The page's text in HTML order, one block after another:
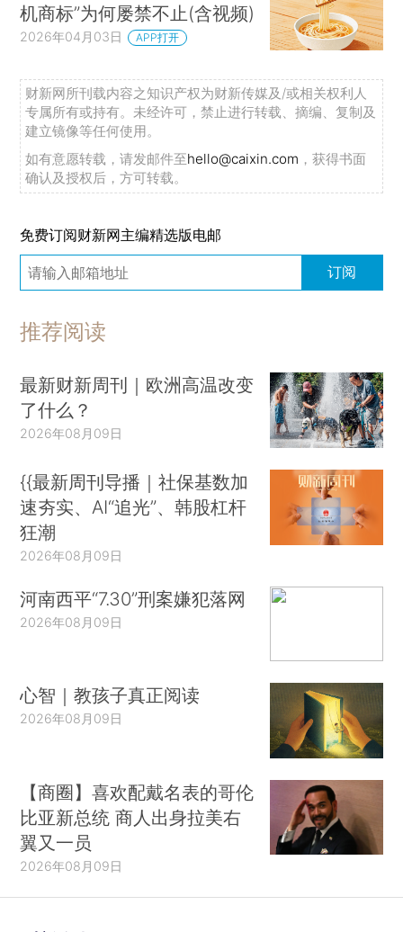
机商标”为何屡禁不止(含视频)
2026年04月03日 APP打开
财新网所刊载内容之知识产权为财新传媒及/或相关权利人
专属所有或持有。未经许可，禁止进行转载、摘编、复制及
建立镜像等任何使用。
如有意愿转载，请发邮件至hello@caixin.com ，获得书面
确认及授权后，方可转载。
免费订阅财新网主编精选版电邮
订阅
推荐阅读
最新财新周刊｜欧洲高温改变
了什么？
2026年08月09日
{{最新周刊导播｜社保基数加
速夯实、AI“追光”、韩股杠杆
狂潮
2026年08月09日
河南西平“7.30”刑案嫌犯落网
2026年08月09日
心智｜教孩子真正阅读
2026年08月09日
【商圈】喜欢配戴名表的哥伦
比亚新总统 商人出身拉美右
翼又一员
2026年08月09日